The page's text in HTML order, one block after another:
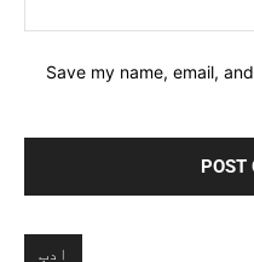
Save my name, email,
ادب